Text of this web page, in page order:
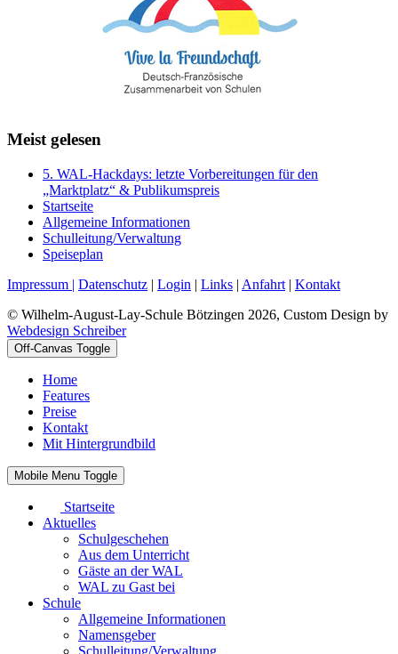
Meist gelesen
5. WAL-Hackdays: letzte Vorbereitungen für den
„Marktplatz“ & Publikumspreis
Startseite
Allgemeine Informationen
Schulleitung/Verwaltung
Speiseplan
Impressum | Datenschutz | Login | Links | Anfahrt | Kontakt
© Wilhelm-August-Lay-Schule Bötzingen 2026, Custom Design by
Webdesign Schreiber
Off-Canvas Toggle
Home
Features
Preise
Kontakt
Mit Hintergrundbild
Mobile Menu Toggle
Startseite
Aktuelles
Schulgeschehen
Aus dem Unterricht
Gäste an der WAL
WAL zu Gast bei
Schule
Allgemeine Informationen
Namensgeber